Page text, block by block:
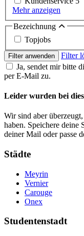
Mehr anzeigen
Bezeichnung
Topjobs
Filter anwenden
Filter
Ja, sendet mir bitte
per E-Mail zu.
Leider wurden bei
Wir sind aber
haben. Speichere deine
deiner Mail oder passe
Städte
Meyrin
Vernier
Carouge
Onex
Studentenstadt